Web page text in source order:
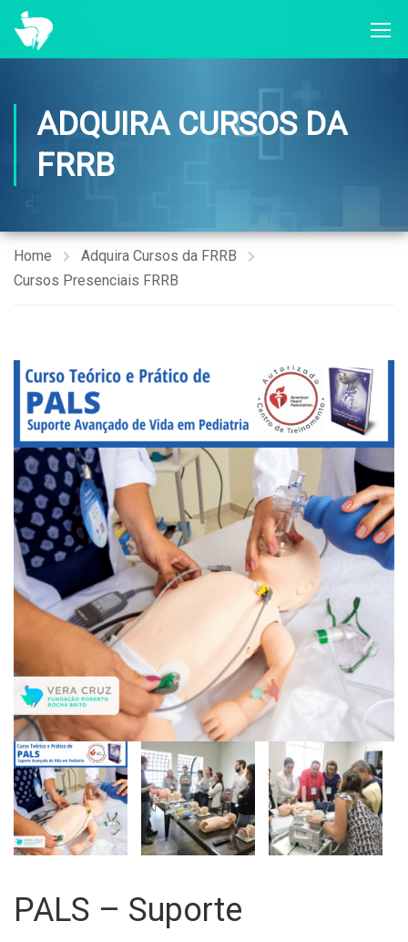
ADQUIRA CURSOS DA
FRRB
Home
Adquira Cursos da FRRB
Cursos Presenciais FRRB
PALS – Suporte